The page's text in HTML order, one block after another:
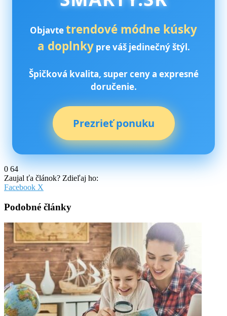
Objavtetrendové módne kúsky
a doplnkypre váš jedinečný štýl.
Špičková kvalita, super ceny a expresné
doručenie.
Prezrieť ponuku
0 64
Zaujal ťa článok? Zdieľaj ho:
Facebook X
Email
Podobné články